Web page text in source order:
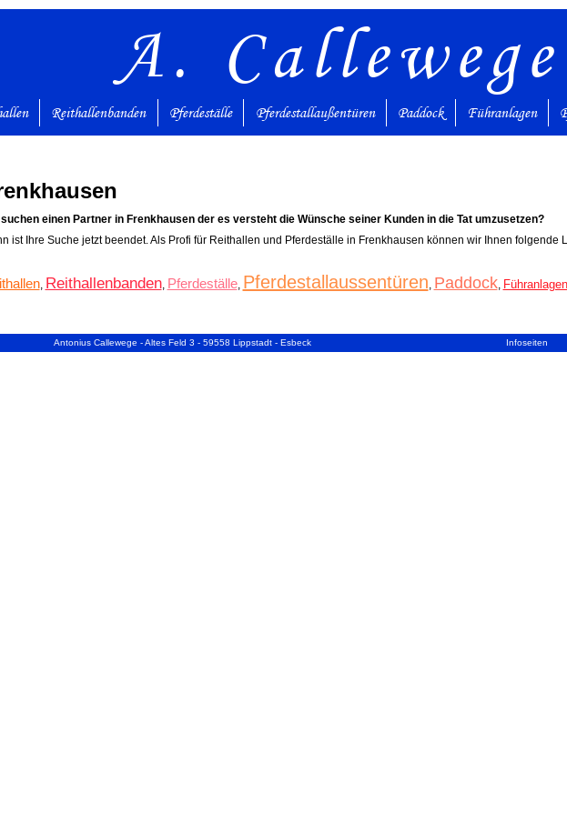
A. Callewege
Reithallenbanden Pferdeställe Pferdestallaußentüren Paddock Führanlagen
einen Partner in Frenkhausen der es versteht die Wünsche seiner Kunden in die Tat umzusetzen?
ist Ihre Suche jetzt beendet. Als Profi für Reithallen und Pferdeställe in Frenkhausen können wir Ihnen folgende
, Reithallenbanden, Pferdeställe, Pferdestallaussentüren Paddock, Führanlagen
Antonius Callewege - Altes Feld 3 - 59558 Lippstadt - Esbeck Infoseiten